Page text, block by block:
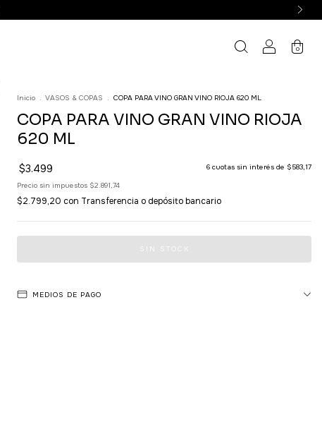
0
Inicio . VASOS & COPAS . COPA PARA VINO GRAN VINO RIOJA 620 ML
COPA PARA VINO GRAN VINO RIOJA
620 ML
$3.499 6 cuotas sin interés de $583,17
Precio sin impuestos $2.891,74
$2.799,20 con Transferencia o depósito bancario
MEDIOS DE PAGO